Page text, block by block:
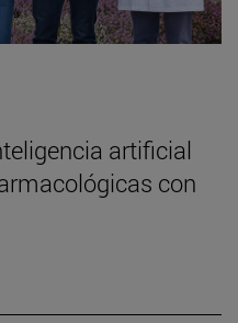
artificial
con